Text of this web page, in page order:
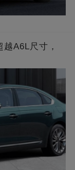
A6L尺寸，